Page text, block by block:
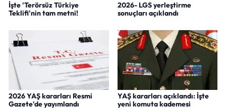
İşte 'Terörsüz Türkiye
Teklifi'nin tam metni!
2026- LGS yerleştirme
sonuçları açıklandı
2026 YAŞ kararları Resmi
Gazete'de yayımlandı
YAŞ kararları açıklandı: İşte
yeni komuta kademesi